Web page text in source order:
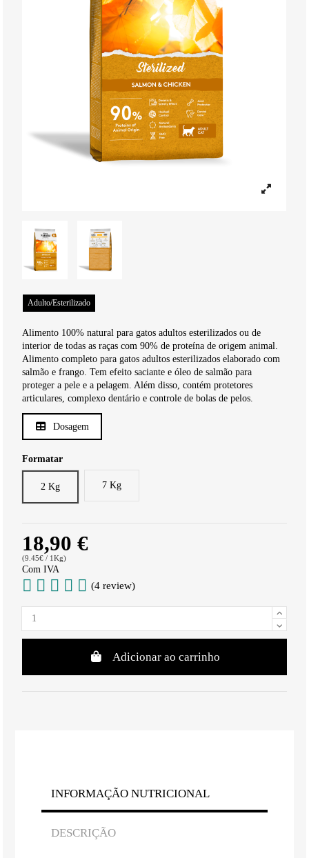
Adulto/Esterilizado
Alimento 100% natural para gatos adultos esterilizados ou de
interior de todas as raças com 90% de proteína de origem animal.
Alimento completo para gatos adultos esterilizados elaborado com
salmão e frango. Tem efeito saciante e óleo de salmão para
proteger a pele e a pelagem. Além disso, contém protetores
articulares, complexo dentário e controle de bolas de pelos.
Dosagem
Formatar
2 Kg 7 Kg
18,90 €
(9.45€ / 1Kg)
Com IVA
(4 review)
Adicionar ao carrinho
INFORMAÇÃO NUTRICIONAL
DESCRIÇÃO